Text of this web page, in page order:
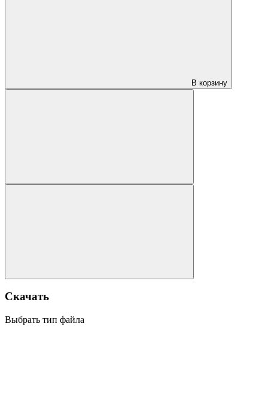
В корзину
Скачать
Выбрать тип файла